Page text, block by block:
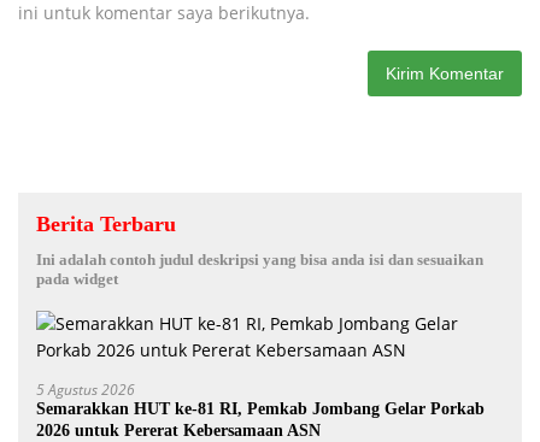
ini untuk komentar saya berikutnya.
Berita Terbaru
Ini adalah contoh judul deskripsi yang bisa anda isi dan sesuaikan
pada widget
5 Agustus 2026
Semarakkan HUT ke-81 RI, Pemkab Jombang Gelar Porkab
2026 untuk Pererat Kebersamaan ASN